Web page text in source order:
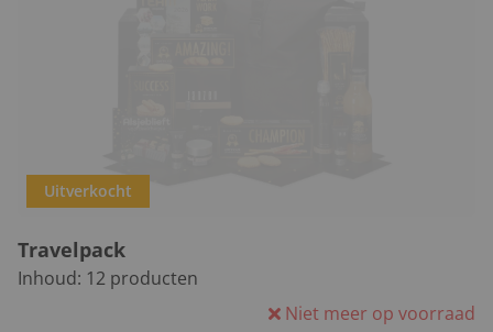
Uitverkocht
Travelpack
Inhoud: 12 producten
Niet meer op voorraad